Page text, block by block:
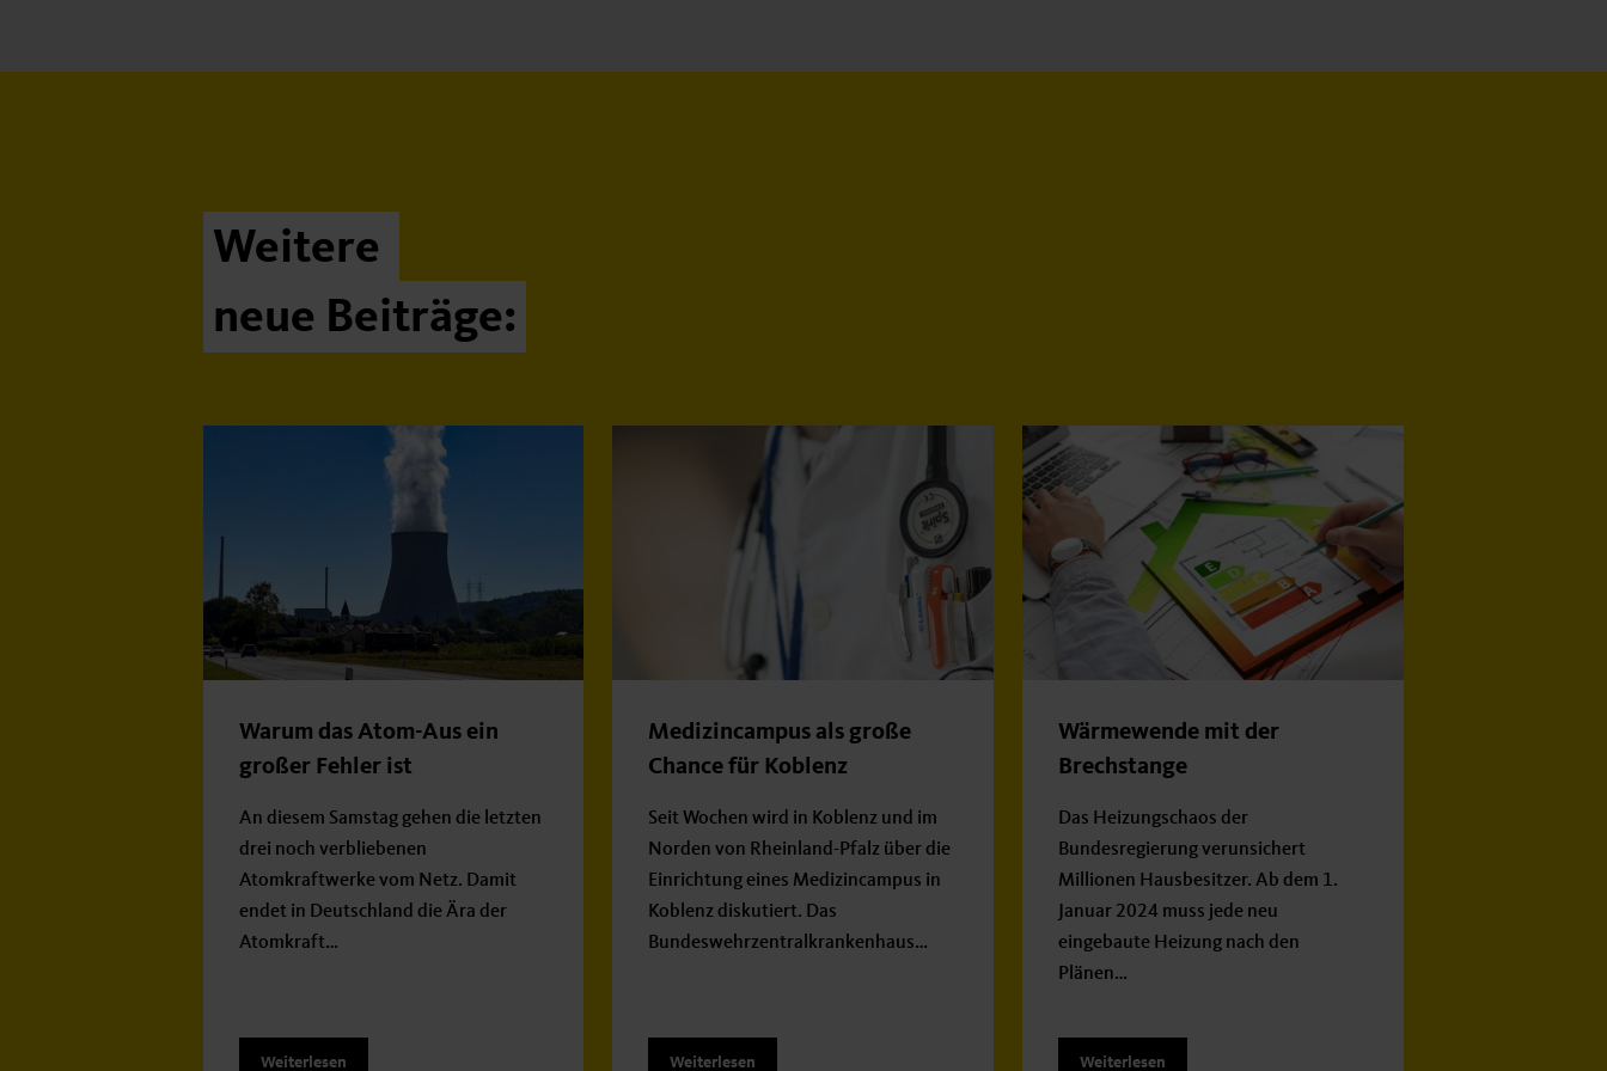
Weitere
neue Beiträge:
Warum das Atom-Aus ein
großer Fehler ist
An diesem Samstag gehen die letzten
drei noch verbliebenen
Atomkraftwerke vom Netz. Damit
endet in Deutschland die Ära der
Atomkraft…
Weiterlesen
Medizincampus als große
Chance für Koblenz
Seit Wochen wird in Koblenz und im
Norden von Rheinland-Pfalz über die
Einrichtung eines Medizincampus in
Koblenz diskutiert. Das
Bundeswehrzentralkrankenhaus…
Weiterlesen
Wärmewende mit der
Brechstange
Das Heizungschaos der
Bundesregierung verunsichert
Millionen Hausbesitzer. Ab dem 1.
Januar 2024 muss jede neu
eingebaute Heizung nach den
Plänen…
Weiterlesen